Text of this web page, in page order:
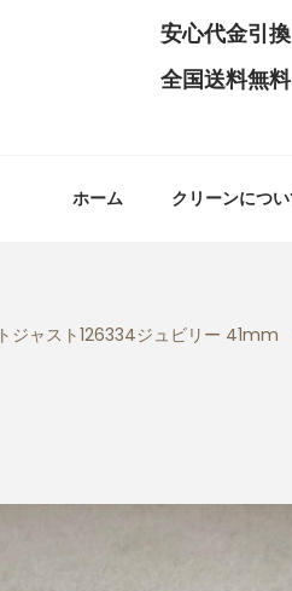
安心代金引
全国送料無
ホーム クリーンにつ
ジャスト126334ジュビリー